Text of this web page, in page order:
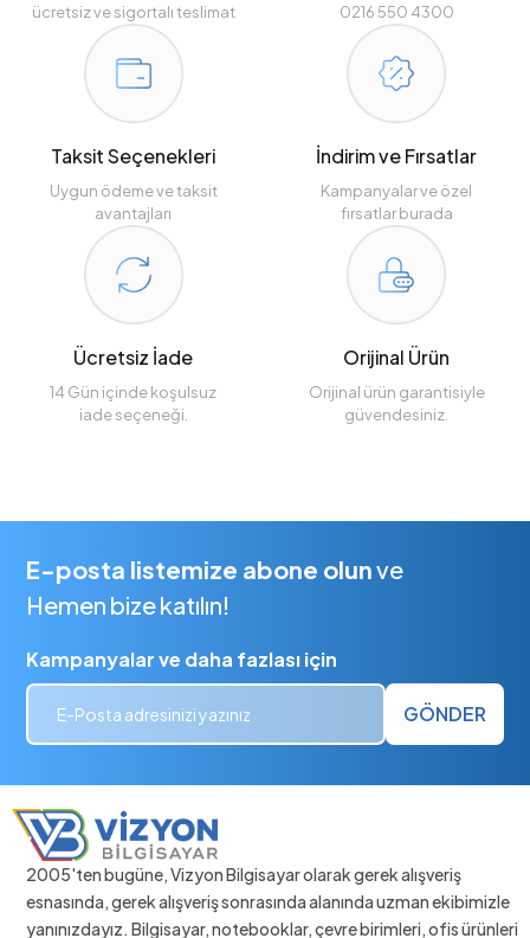
ücretsiz ve sigortalı teslimat
0216 550 4300
Taksit Seçenekleri
Uygun ödeme ve taksit
avantajları
İndirim ve Fırsatlar
Kampanyalar ve özel
fırsatlar burada
Ücretsiz İade
14 Gün içinde koşulsuz
iade seçeneği.
Orijinal Ürün
Orijinal ürün garantisiyle
güvendesiniz.
E-posta listemize abone olunve
Hemen bize katılın!
Kampanyalar ve daha fazlası için
GÖNDER
2005'ten bugüne, Vizyon Bilgisayar olarak gerek alışveriş
esnasında, gerek alışveriş sonrasında alanında uzman ekibimizle
yanınızdayız. Bilgisayar, notebooklar, çevre birimleri, ofis ürünleri